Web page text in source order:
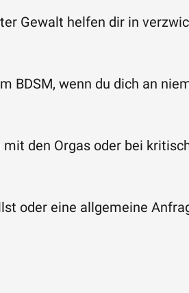
Gewalt helfen dir in
BDSM, wenn du dich an
den Orgas oder bei
oder eine allgemeine